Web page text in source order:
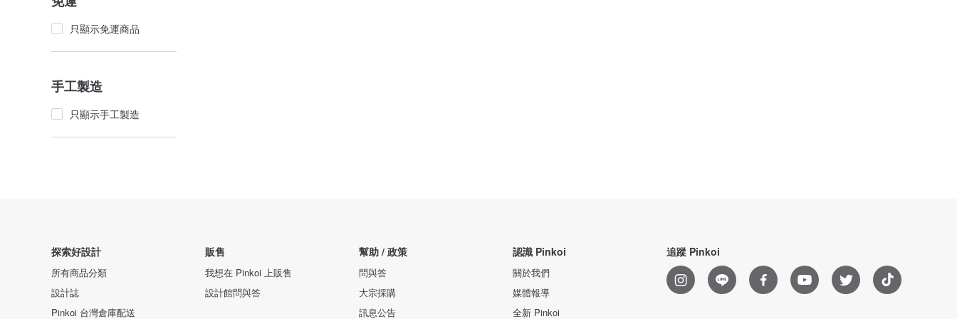
只顯示免運商品
手工製造
只顯示手工製造
探索好設計
所有商品分類
設計誌
Pinkoi 台灣倉庫配送
販售
我想在 Pinkoi 上販售
設計館問與答
幫助 / 政策
問與答
大宗採購
訊息公告
認識 Pinkoi
關於我們
媒體報導
全新 Pinkoi
追蹤 Pinkoi